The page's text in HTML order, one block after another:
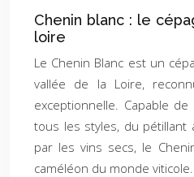
Chenin blanc : le
loire
Le Chenin Blanc est un
vallée de la Loire,
exceptionnelle. Capable
tous les styles, du pétillant
par les vins secs, le
caméléon du monde viticole.